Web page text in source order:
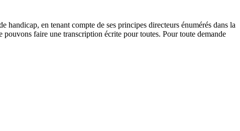
handicap, en tenant compte de ses principes directeurs énumérés dans la
faire une transcription écrite pour toutes. Pour toute demande